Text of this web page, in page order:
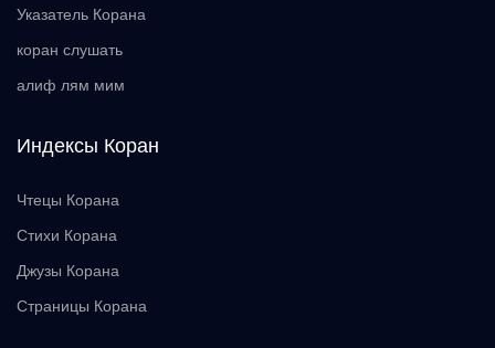
Указатель Корана
коран слушать
алиф лям мим
Индексы Коран
Чтецы Корана
Стихи Корана
Джузы Корана
Страницы Корана